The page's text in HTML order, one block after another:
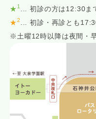
★ 1
... 初診の方は12:30ま
★2
... 初診・再診とも
※土曜12時以降は夜間・